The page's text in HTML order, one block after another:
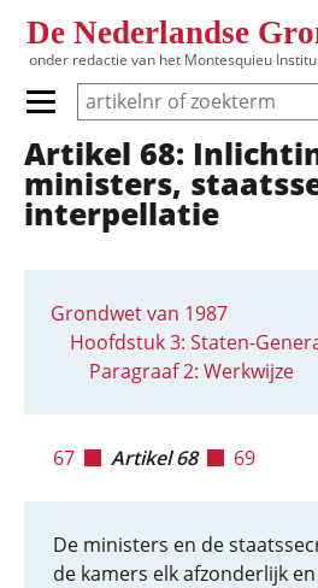
De Nederlandse
onder redactie van het Montesquieu
Primair menu tonen/verbergen
Hoofdnavigatie
Artikel 68:
ministers,
interpellatie
Grondwet van 1987
Hoofdstuk 3: Staten-
Paragraaf 2: Werkwijze
67 Artikel 68 69
De ministers en de
de kamers elk afzonderlijk